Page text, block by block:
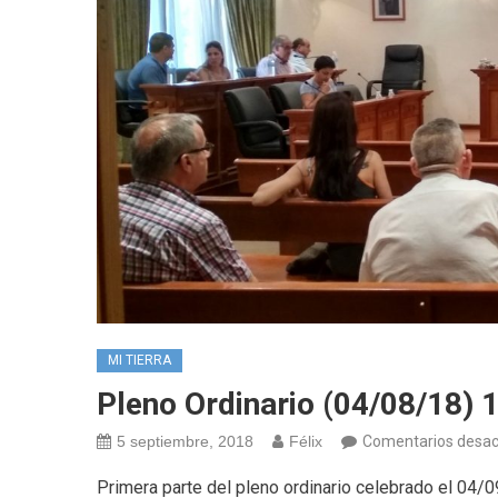
MI TIERRA
Pleno Ordinario (04/08/18)
5 septiembre, 2018 Félix Comentarios
Primera parte del pleno ordinario celebrado el 04/